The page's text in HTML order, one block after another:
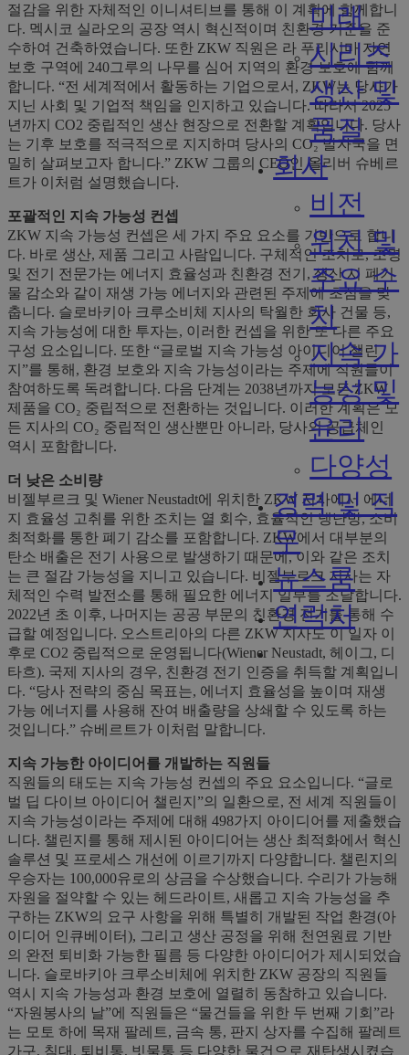
미래
시리즈
생산 및
품질
회사
비전
위치 및
주요 수
치
지속 가
능성 및
윤리
다양성
경력 및 직
무
뉴스룸
연락처
절감을 위한 자체적인 이니셔티브를 통해 이 계획에 함께합니
다. 멕시코 실라오의 공장 역시 혁신적이며 친환경 기준을 준
수하여 건축하였습니다. 또한 ZKW 직원은 라 푸리시마 자연
보호 구역에 240그루의 나무를 심어 지역의 환경 보호에 함께
합니다. “전 세계적에서 활동하는 기업으로서, ZKW는 당사가
지닌 사회 및 기업적 책임을 인지하고 있습니다. 따라서 2025
년까지 CO2 중립적인 생산 현장으로 전환할 계획입니다. 당사
는 기후 보호를 적극적으로 지지하며 당사의 CO₂ 발자국을 면
밀히 살펴보고자 합니다.” ZKW 그룹의 CEO인 올리버 슈베르
트가 이처럼 설명했습니다.
포괄적인 지속 가능성 컨셉
ZKW 지속 가능성 컨셉은 세 가지 주요 요소를 기반으로 합니
다. 바로 생산, 제품 그리고 사람입니다. 구체적인 조치로, 조명
및 전기 전문가는 에너지 효율성과 친환경 전기, 생산 시 폐기
물 감소와 같이 재생 가능 에너지와 관련된 주제에 초점을 맞
춥니다. 슬로바키아 크루소비체 지사의 탁월한 회사 건물 등,
지속 가능성에 대한 투자는, 이러한 컨셉을 위한 또 다른 주요
구성 요소입니다. 또한 “글로벌 지속 가능성 아이디어 챌린
지”를 통해, 환경 보호와 지속 가능성이라는 주제에 직원들이
참여하도록 독려합니다. 다음 단계는 2038년까지 모든 ZKW
제품을 CO₂ 중립적으로 전환하는 것입니다. 이러한 계획은 모
든 지사의 CO₂ 중립적인 생산뿐만 아니라, 당사의 공급체인
역시 포함합니다.
더 낮은 소비량
비젤부르크 및 Wiener Neustadt에 위치한 ZKW 지사에서 에너
지 효율성 고취를 위한 조치는 열 회수, 효율적인 냉난방, 소비
최적화를 통한 폐기 감소를 포함합니다. ZKW에서 대부분의
탄소 배출은 전기 사용으로 발생하기 때문에, 이와 같은 조치
는 큰 절감 가능성을 지니고 있습니다. 비젤부르크 지사는 자
체적인 수력 발전소를 통해 필요한 에너지 일부를 조달합니다.
2022년 초 이후, 나머지는 공공 부문의 친환경 전기를 통해 수
급할 예정입니다. 오스트리아의 다른 ZKW 지사도 이 일자 이
후로 CO2 중립적으로 운영됩니다(Wiener Neustadt, 헤이그, 디
타흐). 국제 지사의 경우, 친환경 전기 인증을 취득할 계획입니
다. “당사 전략의 중심 목표는, 에너지 효율성을 높이며 재생
가능 에너지를 사용해 잔여 배출량을 상쇄할 수 있도록 하는
것입니다.” 슈베르트가 이처럼 말합니다.
지속 가능한 아이디어를 개발하는 직원들
직원들의 태도는 지속 가능성 컨셉의 주요 요소입니다. “글로
벌 딥 다이브 아이디어 챌린지”의 일환으로, 전 세계 직원들이
지속 가능성이라는 주제에 대해 498가지 아이디어를 제출했습
니다. 챌린지를 통해 제시된 아이디어는 생산 최적화에서 혁신
솔루션 및 프로세스 개선에 이르기까지 다양합니다. 챌린지의
우승자는 100,000유로의 상금을 수상했습니다. 수리가 가능해
자원을 절약할 수 있는 헤드라이트, 새롭고 지속 가능성을 추
구하는 ZKW의 요구 사항을 위해 특별히 개발된 작업 환경(아
이디어 인큐베이터), 그리고 생산 공정을 위해 천연원료 기반
의 완전 퇴비화 가능한 필름 등 다양한 아이디어가 제시되었습
니다. 슬로바키아 크루소비체에 위치한 ZKW 공장의 직원들
역시 지속 가능성과 환경 보호에 열렬히 동참하고 있습니다.
“자원봉사의 날”에 직원들은 “물건들을 위한 두 번째 기회”라
는 모토 하에 목재 팔레트, 금속 통, 판지 상자를 수집해 팔레트
가구, 침대, 퇴비통, 빗물통 등 다양한 물건으로 재탄생시켰습